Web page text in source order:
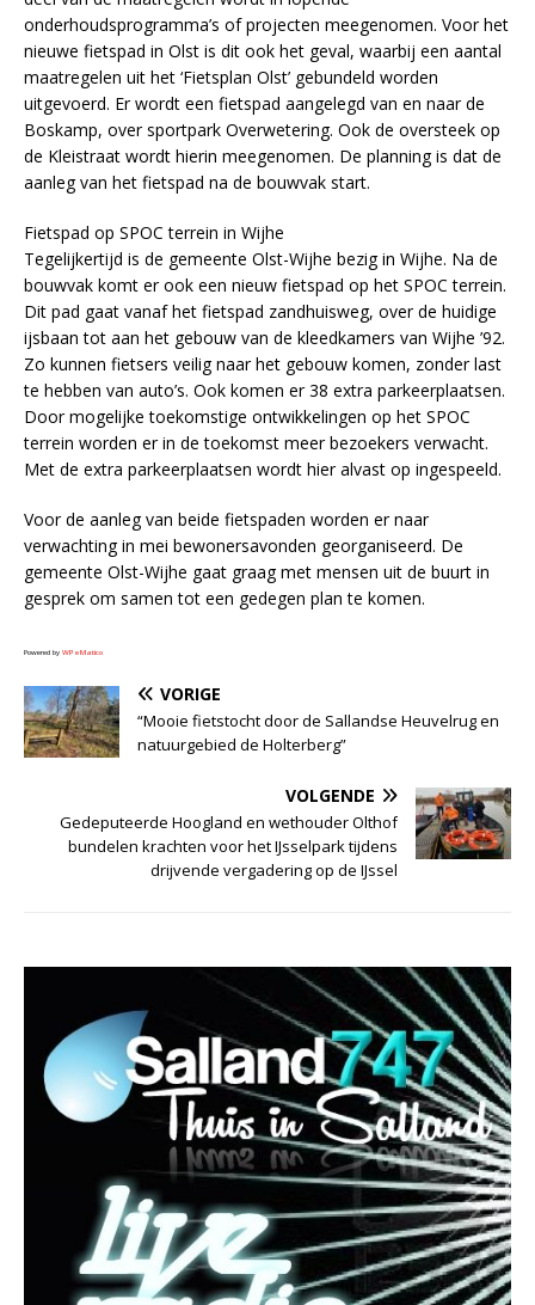
onderhoudsprogramma’s of projecten meegenomen. Voor het
nieuwe fietspad in Olst is dit ook het geval, waarbij een aantal
maatregelen uit het ‘Fietsplan Olst’ gebundeld worden
uitgevoerd. Er wordt een fietspad aangelegd van en naar de
Boskamp, over sportpark Overwetering. Ook de oversteek op
de Kleistraat wordt hierin meegenomen. De planning is dat de
aanleg van het fietspad na de bouwvak start.
Fietspad op SPOC terrein in Wijhe
Tegelijkertijd is de gemeente Olst-Wijhe bezig in Wijhe. Na de
bouwvak komt er ook een nieuw fietspad op het SPOC terrein.
Dit pad gaat vanaf het fietspad zandhuisweg, over de huidige
ijsbaan tot aan het gebouw van de kleedkamers van Wijhe ’92.
Zo kunnen fietsers veilig naar het gebouw komen, zonder last
te hebben van auto’s. Ook komen er 38 extra parkeerplaatsen.
Door mogelijke toekomstige ontwikkelingen op het SPOC
terrein worden er in de toekomst meer bezoekers verwacht.
Met de extra parkeerplaatsen wordt hier alvast op ingespeeld.
Voor de aanleg van beide fietspaden worden er naar
verwachting in mei bewonersavonden georganiseerd. De
gemeente Olst-Wijhe gaat graag met mensen uit de buurt in
gesprek om samen tot een gedegen plan te komen.
Powered by WPeMatico
VORIGE
“Mooie fietstocht door de Sallandse Heuvelrug en
natuurgebied de Holterberg”
VOLGENDE
Gedeputeerde Hoogland en wethouder Olthof
bundelen krachten voor het IJsselpark tijdens
drijvende vergadering op de IJssel